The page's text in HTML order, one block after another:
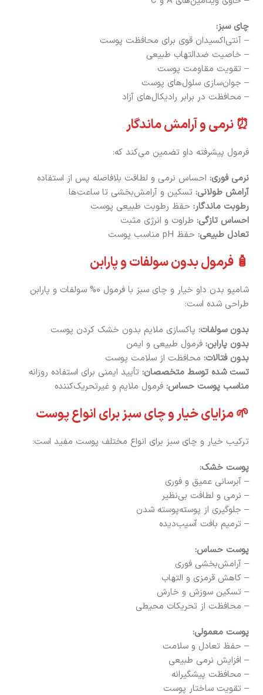
چای سبز:
– آنتی‌اکسیدان قوی برای محافظت پوست
– خاصیت ضدالتهاب طبیعی
– تقویت مقاومت پوست
– جوان‌سازی سلول‌های پوست
– محافظت در برابر رادیکال‌های آزاد
⏰ نرمی و آرامش ماندگار
فرمول پیشرفته داو تضمین می‌کند که:
نرمی فوری: احساس نرمی و لطافت بلافاصله پس از استفاده
آرامش طولانی: تسکین و آرامش‌بخشی تا ساعت‌ها
رطوبت ماندگار: حفظ رطوبت طبیعی پوست
احساس تازگی: طراوت و انرژی مثبت
تعادل طبیعی: حفظ pH مناسب پوست
🧴 فرمول بدون سولفات و پارابن
شامپو بدن داو خیار و چای سبز با فرمول 0% سولفات و پارابن
طراحی شده است:
بدون سولفات: پاکسازی ملایم بدون خشک کردن پوست
بدون پارابن: فرمول طبیعی و ایمن
بدون فتالات: محافظت از سلامت پوست
تست شده توسط متخصصان: تأیید ایمنی برای استفاده روزانه
مناسب پوست حساس: فرمول ملایم و غیرتحریک‌کننده
🌱 مزایای خیار و چای سبز برای انواع پوست
ترکیب خیار و چای سبز برای انواع مختلف پوست مفید است:
پوست خشک:
– آبرسانی عمیق و فوری
– نرمی و لطافت بی‌نظیر
– جلوگیری از پوسته‌پوسته شدن
– ترمیم بافت آسیب‌دیده
پوست حساس:
– آرامش‌بخشی فوری
– کاهش قرمزی و التهاب
– تسکین سوزش و خارش
– محافظت از تحریکات محیطی
پوست معمولی:
– حفظ تعادل و سلامت
– افزایش نرمی طبیعی
– محافظت پیشگیرانه
– تقویت ساختار پوست